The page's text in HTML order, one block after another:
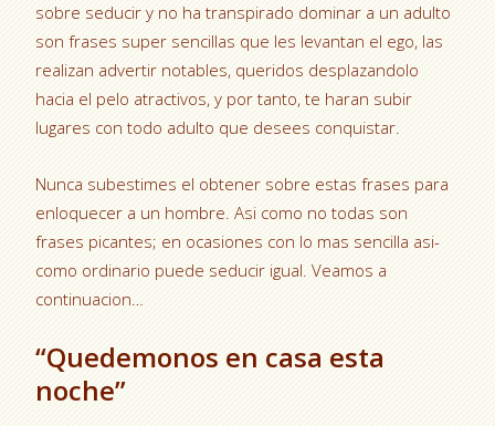
sobre seducir y no ha transpirado dominar a un adulto
son frases super sencillas que les levantan el ego, las
realizan advertir notables, queridos desplazandolo
hacia el pelo atractivos, y por tanto, te haran subir
lugares con todo adulto que desees conquistar.
Nunca subestimes el obtener sobre estas frases para
enloquecer a un hombre. Asi­ como no todas son
frases picantes; en ocasiones con lo mas sencilla asi­
como ordinario puede seducir igual. Veamos a
continuacion…
“Quedemonos en casa esta
noche”